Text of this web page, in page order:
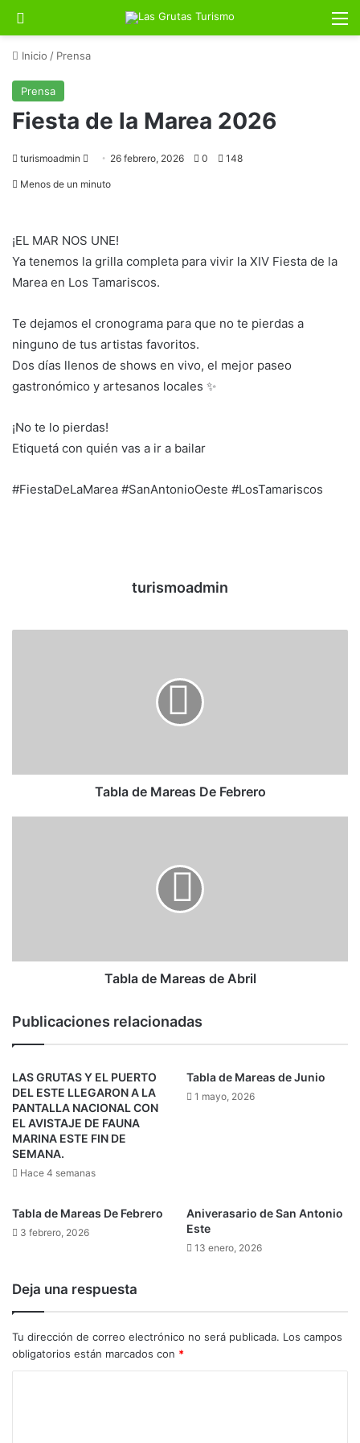
Inicio / Prensa
Prensa
Fiesta de la Marea 2026
turismoadmin
Send 26 febrero, 2026 0 148
Menos de un minuto
¡EL MAR NOS UNE!
Ya tenemos la grilla completa para vivir la XIV Fiesta de la
Marea en Los Tamariscos.
Te dejamos el cronograma para que no te pierdas a
ninguno de tus artistas favoritos.
Dos días llenos de shows en vivo, el mejor paseo
gastronómico y artesanos locales ✨
¡No te lo pierdas!
Etiquetá con quién vas a ir a bailar
#FiestaDeLaMarea #SanAntonioOeste #LosTamariscos
turismoadmin
Tabla de Mareas De Febrero
Tabla de Mareas de Abril
Publicaciones relacionadas
LAS GRUTAS Y EL PUERTO
DEL ESTE LLEGARON A LA
PANTALLA NACIONAL CON
EL AVISTAJE DE FAUNA
MARINA ESTE FIN DE
SEMANA.
Hace 4 semanas
Tabla de Mareas de Junio
1 mayo, 2026
Tabla de Mareas De Febrero
3 febrero, 2026
Aniverasario de San Antonio
Este
13 enero, 2026
Deja una respuesta
Tu dirección de correo electrónico no será publicada. Los campos
obligatorios están marcados con *